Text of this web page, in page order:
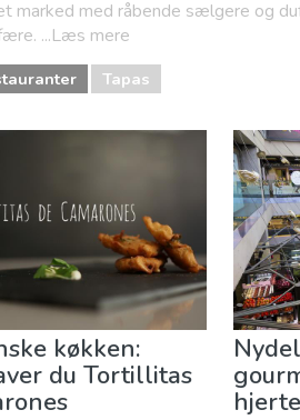
marked med råbende sælgere og
...Læs mere
Tapas
køkken:
du Tortillitas